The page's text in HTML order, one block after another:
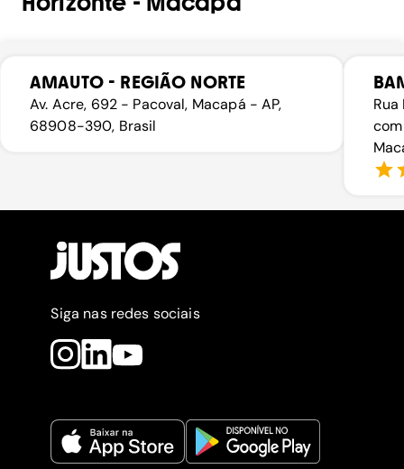
AMAUTO - REGIÃO NORTE
Av. Acre, 692 - Pacoval, Macapá - AP,
68908-390, Brasil
Siga nas redes sociais